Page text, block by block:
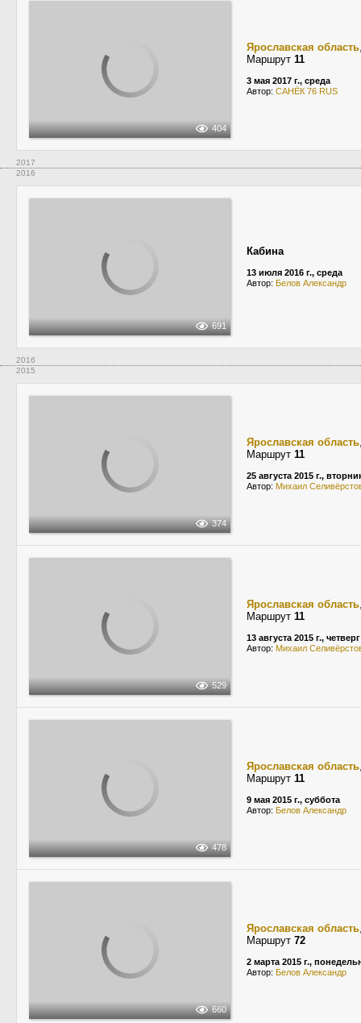
404
Ярославская область
Маршрут 11
3 мая 2017 г., среда
Автор: САНЁК 76 RUS
2017
2016
691
Кабина
13 июля 2016 г., среда
Автор: Белов Александр
2016
2015
374
Ярославская область
Маршрут 11
25 августа 2015 г.,
Автор: Михаил
529
Ярославская область
Маршрут 11
13 августа 2015 г., четверг
Автор: Михаил
478
Ярославская область
Маршрут 11
9 мая 2015 г., суббота
Автор: Белов Александр
660
Ярославская область
Маршрут 72
2 марта 2015 г.,
Автор: Белов Александр